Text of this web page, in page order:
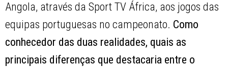
Angola, através da Sport TV África, aos jogos das
equipas portuguesas no campeonato. Como
conhecedor das duas realidades, quais as
principais diferenças que destacaria entre o